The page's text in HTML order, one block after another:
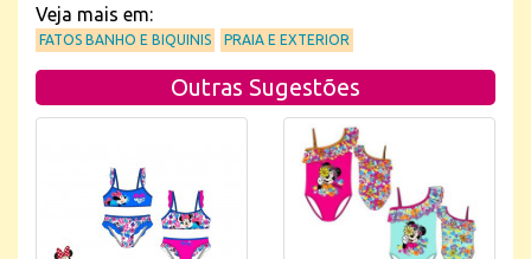
Veja mais em:
FATOS BANHO E BIQUINIS PRAIA E EXTERIOR
Outras Sugestões